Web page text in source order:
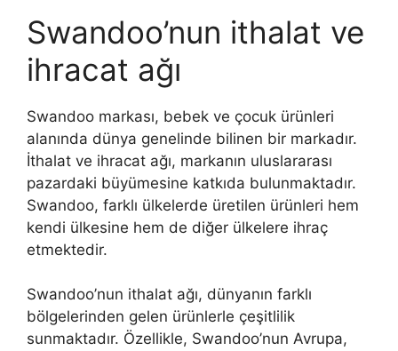
Swandoo’nun ithalat ve
ihracat ağı
Swandoo markası, bebek ve çocuk ürünleri
alanında dünya genelinde bilinen bir markadır.
İthalat ve ihracat ağı, markanın uluslararası
pazardaki büyümesine katkıda bulunmaktadır.
Swandoo, farklı ülkelerde üretilen ürünleri hem
kendi ülkesine hem de diğer ülkelere ihraç
etmektedir.
Swandoo’nun ithalat ağı, dünyanın farklı
bölgelerinden gelen ürünlerle çeşitlilik
sunmaktadır. Özellikle, Swandoo’nun Avrupa,